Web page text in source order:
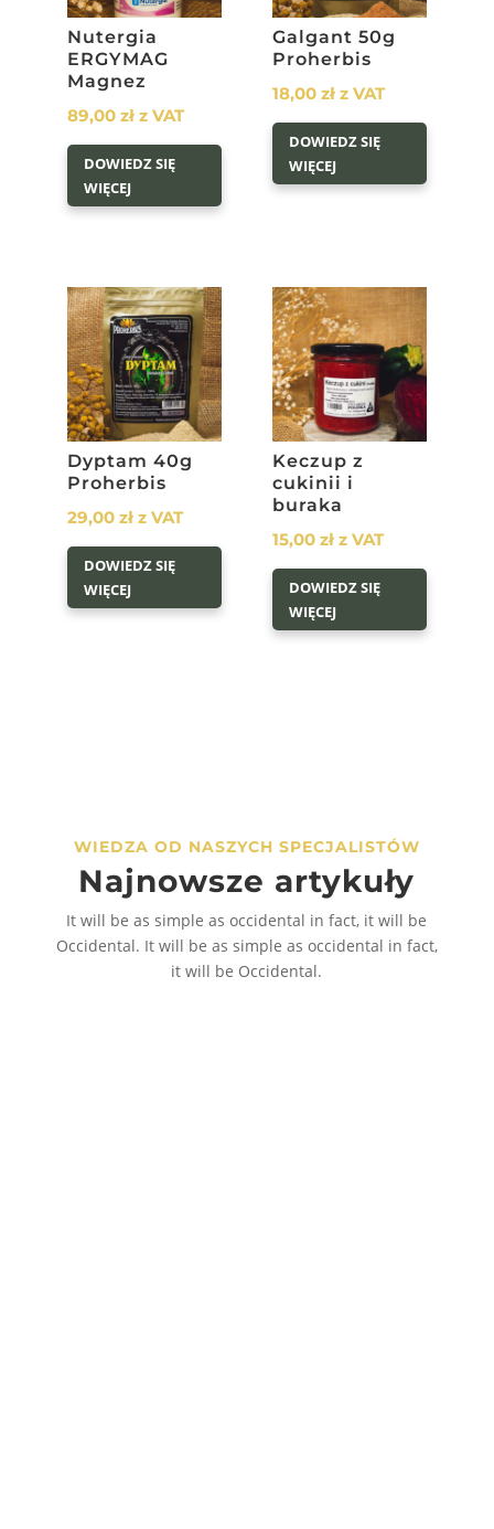
Nutergia
ERGYMAG
Magnez
89,00 zł z VAT
DOWIEDZ SIĘ
WIĘCEJ
Galgant 50g
Proherbis
18,00zł z VAT
DOWIEDZ SIĘ
WIĘCEJ
Dyptam 40g
Proherbis
29,00 zł z VAT
DOWIEDZ SIĘ
WIĘCEJ
Keczup z
cukinii i
buraka
15,00zł z VAT
DOWIEDZ SIĘ
WIĘCEJ
WIEDZA OD NASZYCH SPECJALISTÓW
Najnowsze artykuły
It will be as simple as occidental in fact, it will be
Occidental. It will be as simple as occidental in fact,
it will be Occidental.